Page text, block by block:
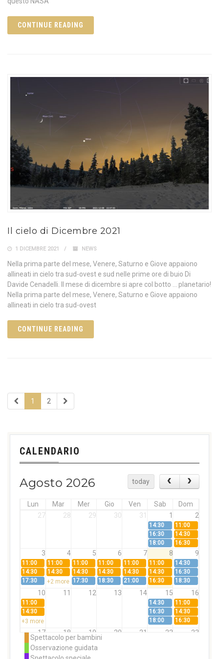
CONTINUE READING
Il cielo di Dicembre 2021
1 DICEMBRE 2021 NEWS
Nella prima parte del mese, Venere, Saturno e Giove appaiono
allineati in cielo tra sud-ovest e sud nelle prime ore di buio Di
Davide Cenadelli. Il mese di dicembre si apre col botto … planetario!
Nella prima parte del mese, Venere, Saturno e Giove appaiono
allineati in cielo tra sud-ovest
CONTINUE READING
1 2
CALENDARIO
Agosto 2026 today
Lun Mar Mer Gio Ven Sab
Dom
27
28 29 30 31 1 2
14:30
11:00
16:30
14:30
18:00
16:30
3 4 5 6 7 8 9
11:00 11:00 11:00 11:00 11:00 11:00
14:30
14:30
14:30 14:30 14:30 14:30 14:30
16:30
17:30
+2 more 17:30 18:30 21:00 16:30 18:30
10 11 12 13 14 15 16
11:00 14:30
11:00
14:30
16:30
14:30
+3 more
18:00 16:30
17 18 19 20 21 22 23
11:00
14:30
14:30 14:30
Spettacolo per bambini
Osservazione guidata